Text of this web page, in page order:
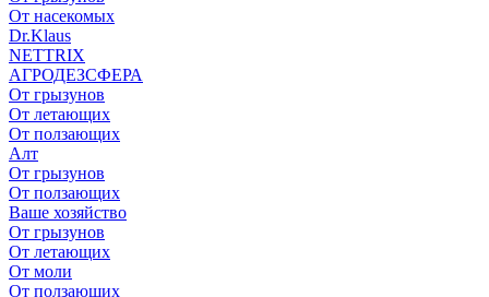
От насекомых
Dr.Klaus
NETTRIX
АГРОДЕЗСФЕРА
От грызунов
От летающих
От ползающих
Алт
От грызунов
От ползающих
Ваше хозяйство
От грызунов
От летающих
От моли
От ползающих